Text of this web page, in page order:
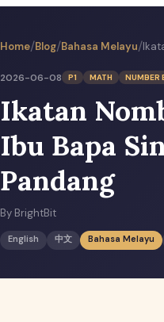
Home/Blog/Bahasa Melayu/
2026-06-08 P1 MATH NUMBER
Ikatan
Ibu Bapa
Pandang
By BrightBit
English 中文 Bahasa Melayu